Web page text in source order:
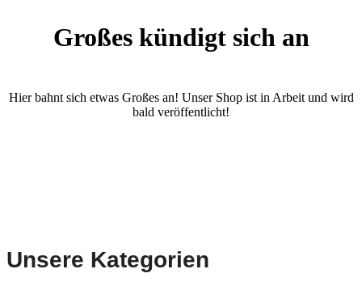
Großes kündigt sich an
Hier bahnt sich etwas Großes an! Unser Shop ist in Arbeit und wird
bald veröffentlicht!
Unsere Kategorien